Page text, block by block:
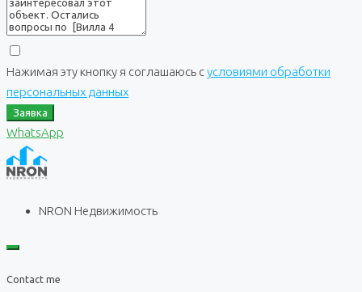
Нажимая эту кнопку я соглашаюсь сусловиями обработки
персональных данных
Заявка
WhatsApp
NRON Недвижимость
Contact me